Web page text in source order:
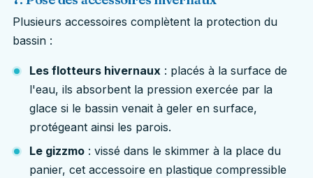
Plusieurs accessoires complètent la protection du
bassin :
Les flotteurs hivernaux : placés à la surface de
l'eau, ils absorbent la pression exercée par la
glace si le bassin venait à geler en surface,
protégeant ainsi les parois.
Le gizzmo : vissé dans le skimmer à la place du
panier, cet accessoire en plastique compressible